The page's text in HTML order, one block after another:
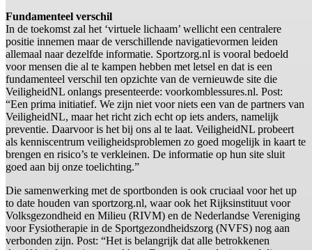
Fundamenteel verschil
In de toekomst zal het ‘virtuele lichaam’ wellicht een centralere
positie innemen maar de verschillende navigatievormen leiden
allemaal naar dezelfde informatie. Sportzorg.nl is vooral bedoeld
voor mensen die al te kampen hebben met letsel en dat is een
fundamenteel verschil ten opzichte van de vernieuwde site die
VeiligheidNL onlangs presenteerde: voorkomblessures.nl. Post:
“Een prima initiatief. We zijn niet voor niets een van de partners van
VeiligheidNL, maar het richt zich echt op iets anders, namelijk
preventie. Daarvoor is het bij ons al te laat. VeiligheidNL probeert
als kenniscentrum veiligheidsproblemen zo goed mogelijk in kaart te
brengen en risico’s te verkleinen. De informatie op hun site sluit
goed aan bij onze toelichting.”
Die samenwerking met de sportbonden is ook cruciaal voor het up
to date houden van sportzorg.nl, waar ook het Rijksinstituut voor
Volksgezondheid en Milieu (RIVM) en de Nederlandse Vereniging
voor Fysiotherapie in de Sportgezondheidszorg (NVFS) nog aan
verbonden zijn. Post: “Het is belangrijk dat alle betrokkenen